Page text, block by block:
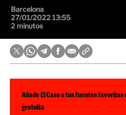
Barcelona
27/01/2022 13:55
2 minutos
Añade El Caso a tus fuentes favoritas
gratuita